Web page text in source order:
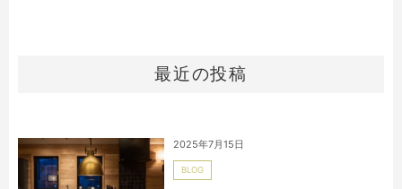
最近の投稿
2025年7月15日
BLOG